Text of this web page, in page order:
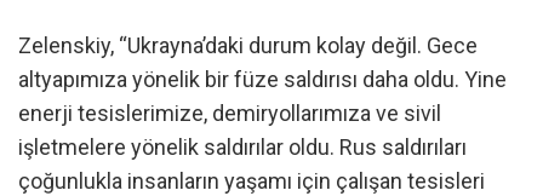
Zelenskiy, “Ukrayna’daki durum kolay değil. Gece
altyapımıza yönelik bir füze saldırısı daha oldu. Yine
enerji tesislerimize, demiryollarımıza ve sivil
işletmelere yönelik saldırılar oldu. Rus saldırıları
çoğunlukla insanların yaşamı için çalışan tesisleri